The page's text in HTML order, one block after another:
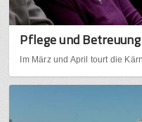
Pflege und
Im März und April tourt die